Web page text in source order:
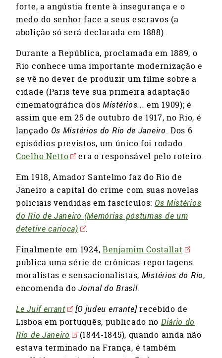
forte, a angústia frente à insegurança e o
medo do senhor face a seus escravos (a
abolição só será declarada em 1888).
Durante a República, proclamada em 1889, o
Rio conhece uma importante modernização e
se vê no dever de produzir um filme sobre a
cidade (Paris teve sua primeira adaptação
cinematográfica dos Mistérios... em 1909); é
assim que em 25 de outubro de 1917, no Rio, é
lançado Os Mistérios do Rio de Janeiro. Dos 6
episódios previstos, um único foi rodado.
Coelho Netto
era o responsável pelo roteiro.
Em 1918, Amador Santelmo faz do Rio de
Janeiro a capital do crime com suas novelas
policiais vendidas em fascículos: Os Mistérios
do Rio de Janeiro (Memórias póstumas de um
detetive carioca)
.
Finalmente em 1924, Benjamim Costallat
publica uma série de crônicas-reportagens
moralistas e sensacionalistas, Mistérios do Rio,
encomenda doJornal do Brasil.
Le Juif errant [O judeu errante]recebido de
Lisboa em português, publicado no Diário do
Rio de Janeiro
(1844-1845), quando ainda não
estava terminado na França, é também